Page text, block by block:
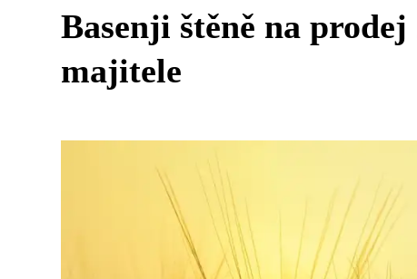
Basenji štěně na
majitele